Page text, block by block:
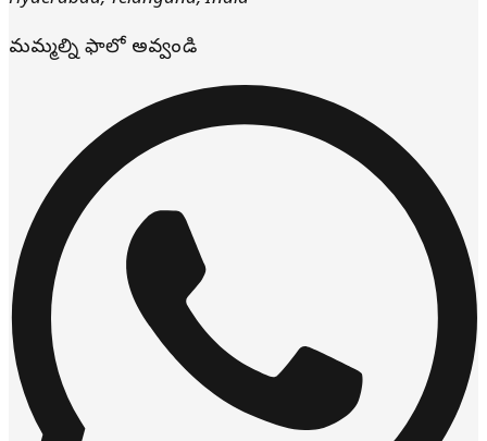
మమ్మల్ని ఫాలో అవ్వండి